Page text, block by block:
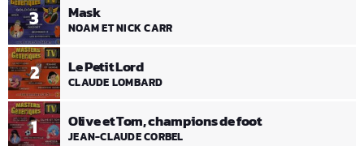
1 Olive et Tom, champions de foot
JEAN-CLAUDE CORBEL
2 Le Petit Lord
CLAUDE LOMBARD
3 Mask
NOAM ET NICK CARR